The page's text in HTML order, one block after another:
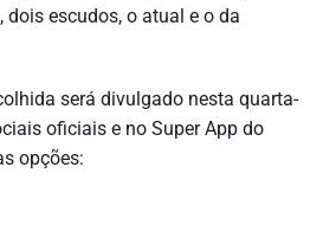
dois escudos, o atual e o da
será divulgado nesta quarta-
oficiais e no Super App do
opções: